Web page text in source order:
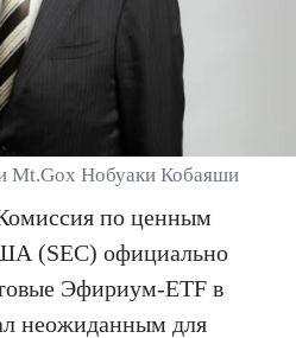
Mt.Gox Нобуаки Кобаяши
по ценным
(SEC) официально
Эфириум-ETF в
неожиданным для